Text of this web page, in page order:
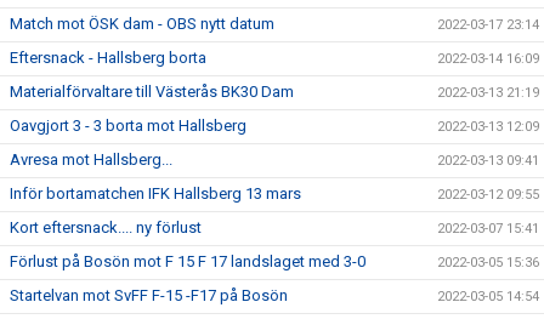
Match mot ÖSK dam - OBS nytt datum 2022-03-17 23:14
Eftersnack - Hallsberg borta 2022-03-14 16:09
Materialförvaltare till Västerås BK30 Dam 2022-03-13 21:19
Oavgjort 3 - 3 borta mot Hallsberg 2022-03-13 12:09
Avresa mot Hallsberg... 2022-03-13 09:41
Inför bortamatchen IFK Hallsberg 13 mars 2022-03-12 09:55
Kort eftersnack.... ny förlust 2022-03-07 15:41
Förlust på Bosön mot F 15 F 17 landslaget med 3-0 2022-03-05 15:36
Startelvan mot SvFF F-15 -F17 på Bosön 2022-03-05 14:54